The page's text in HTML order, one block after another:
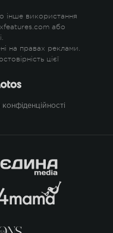
інше використання
або
на правах реклами.
цієї
конфіденційності